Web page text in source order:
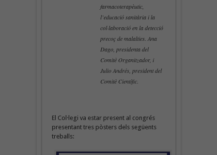
farmacoterapèutic,
l’educació sanitària i la
col·laboració en la detecció
precoç de malalties. Ana
Dago, presidenta del
Comitè Organitzador, i
Julio Andrés, president del
Comitè Científic.
El Col·legi va estar present al congrés
presentant tres pòsters dels següents
treballs: